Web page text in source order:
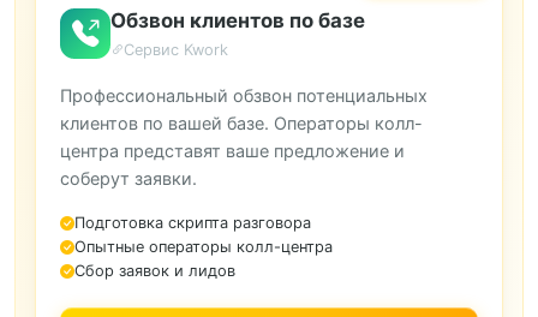
Обзвон клиентов по базе
Сервис Kwork
Профессиональный обзвон потенциальных
клиентов по вашей базе. Операторы колл-
центра представят ваше предложение и
соберут заявки.
Подготовка скрипта разговора
Опытные операторы колл-центра
Сбор заявок и лидов